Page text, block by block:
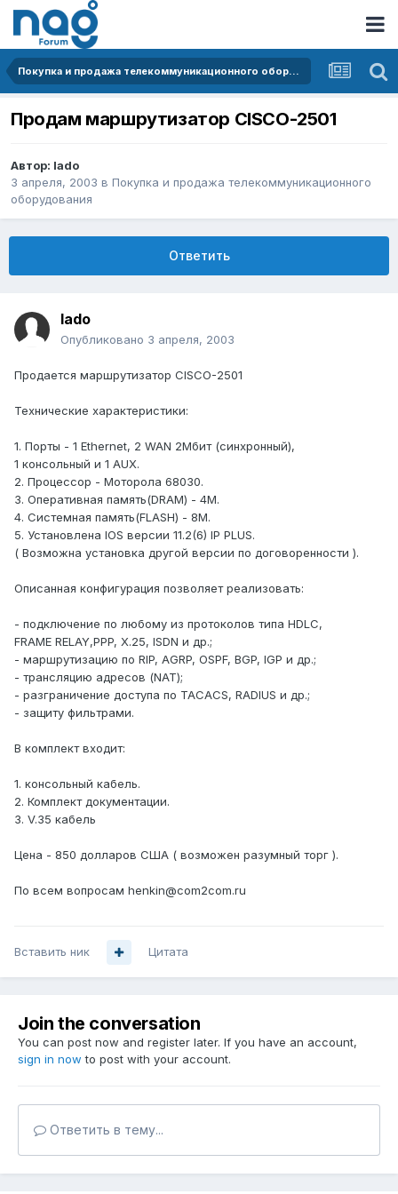
Покупка и продажа телекоммуникационного оборудования
Продам маршрутизатор CISCO-2501
Автор: lado
3 апреля, 2003 в Покупка и продажа телекоммуникационного
оборудования
Ответить
lado
Опубликовано 3 апреля, 2003
Продается маршрутизатор CISCO-2501
Технические характеристики:
1. Порты - 1 Ethernet, 2 WAN 2Мбит (синхронный),
1 консольный и 1 AUX.
2. Процессор - Моторола 68030.
3. Оперативная память(DRAM) - 4М.
4. Системная память(FLASH) - 8М.
5. Установлена IOS версии 11.2(6) IP PLUS.
( Возможна установка другой версии по договоренности ).
Описанная конфигурация позволяет реализовать:
- подключение по любому из протоколов типа HDLC,
FRAME RELAY,PPP, X.25, ISDN и др.;
- маршрутизацию по RIP, AGRP, OSPF, BGP, IGP и др.;
- трансляцию адресов (NAT);
- разграничение доступа по TACACS, RADIUS и др.;
- защиту фильтрами.
В комплект входит:
1. консольный кабель.
2. Комплект документации.
3. V.35 кабель
Цена - 850 долларов США ( возможен разумный торг ).
По всем вопросам henkin@com2com.ru
Вставить ник Цитата
Join the conversation
You can post now and register later. If you have an account,
sign in now to post with your account.
Ответить в тему...